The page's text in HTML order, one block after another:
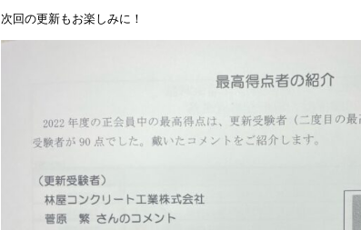
次回の更新もお楽しみに！